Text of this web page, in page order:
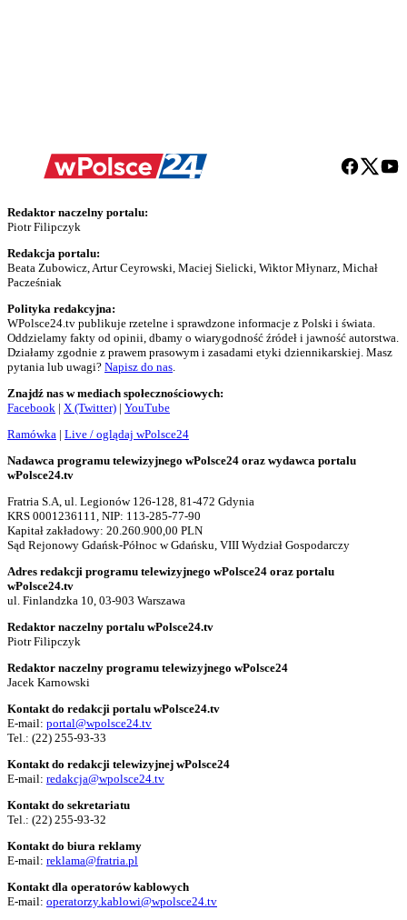
Redaktor naczelny portalu:
Piotr Filipczyk
Redakcja portalu:
Beata Zubowicz, Artur Ceyrowski, Maciej Sielicki, Wiktor Młynarz, Michał
Pacześniak
Polityka redakcyjna:
WPolsce24.tv publikuje rzetelne i sprawdzone informacje z Polski i świata.
Oddzielamy fakty od opinii, dbamy o wiarygodność źródeł i jawność autorstwa.
Działamy zgodnie z prawem prasowym i zasadami etyki dziennikarskiej. Masz
pytania lub uwagi? Napisz do nas.
Znajdź nas w mediach społecznościowych:
Facebook | X (Twitter) | YouTube
Ramówka | Live / oglądaj wPolsce24
Nadawca programu telewizyjnego wPolsce24 oraz wydawca portalu
wPolsce24.tv
Fratria S.A, ul. Legionów 126-128, 81-472 Gdynia
KRS 0001236111, NIP: 113-285-77-90
Kapitał zakładowy: 20.260.900,00 PLN
Sąd Rejonowy Gdańsk-Północ w Gdańsku, VIII Wydział Gospodarczy
Adres redakcji programu telewizyjnego wPolsce24 oraz portalu
wPolsce24.tv
ul. Finlandzka 10, 03-903 Warszawa
Redaktor naczelny portalu wPolsce24.tv
Piotr Filipczyk
Redaktor naczelny programu telewizyjnego wPolsce24
Jacek Karnowski
Kontakt do redakcji portalu wPolsce24.tv
E-mail: portal@wpolsce24.tv
Tel.: (22) 255-93-33
Kontakt do redakcji telewizyjnej wPolsce24
E-mail: redakcja@wpolsce24.tv
Kontakt do sekretariatu
Tel.: (22) 255-93-32
Kontakt do biura reklamy
E-mail: reklama@fratria.pl
Kontakt dla operatorów kablowych
E-mail: operatorzy.kablowi@wpolsce24.tv